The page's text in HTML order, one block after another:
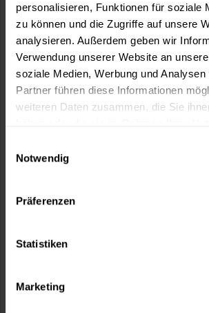
personalisieren, Funktionen für soziale
zu können und die Zugriffe auf unsere
analysieren. Außerdem geben wir
Verwendung unserer Website an
soziale Medien, Werbung und
Partner führen diese Informationen
weiteren Daten zusammen, die Sie
Notwendig
Präferenzen
Statistiken
Marketing
In den
Merken Fragen zum Artikel?
Artikel-Nr.: BX0510FARBLOS
Vorteile
Persönliche Beratung unter